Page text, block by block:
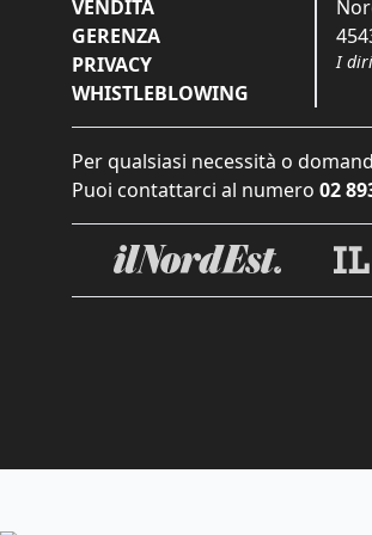
VENDITA
GERENZA
PRIVACY
WHISTLEBLOWING
I
Per qualsiasi necessità o
Puoi contattarci al numero 02